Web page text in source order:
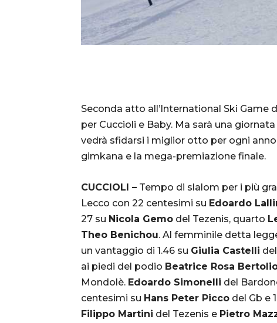
Seconda atto all’International Ski Game
per Cuccioli e Baby. Ma sarà una
vedrà sfidarsi i miglior otto per ogni
gimkana e la mega-premiazione finale.
CUCCIOLI – Tempo di slalom per i più
Lecco con 22 centesimi su Edoardo
27 su Nicola Gemo del Tezenis, quarto
Theo Benichou. Al femminile detta
un vantaggio di 1.46 su Giulia Castelli
ai piedi del podio Beatrice Rosa
Mondolè. Edoardo Simonelli del
centesimi su Hans Peter Picco del Gb e
Filippo Martini del Tezenis e Pietro